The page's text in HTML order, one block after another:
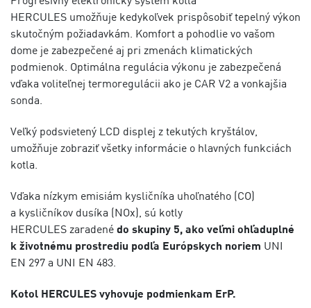
HERCULES umožňuje kedykoľvek prispôsobiť tepelný výkon
skutočným požiadavkám. Komfort a pohodlie vo vašom
dome je zabezpečené aj pri zmenách klimatických
podmienok. Optimálna regulácia výkonu je zabezpečená
vďaka voliteľnej termoregulácii ako je CAR V2 a vonkajšia
sonda.
Veľký podsvietený LCD displej z tekutých kryštálov,
umožňuje zobraziť všetky informácie o hlavných funkciách
kotla.
Vďaka nízkym emisiám kysličníka uhoľnatého (CO)
a kysličníkov dusíka (NOx), sú kotly
HERCULES zaradené do skupiny 5, ako veľmi ohľaduplné
k životnému prostrediu podľa Európskych noriem UNI
EN 297 a UNI EN 483.
Kotol HERCULES vyhovuje podmienkam ErP.